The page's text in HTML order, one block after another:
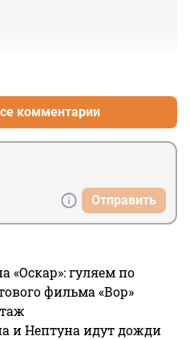
комментарии
Отправить
«Оскар»: гуляем по
фильма «Вор»
и Нептуна идут дожди